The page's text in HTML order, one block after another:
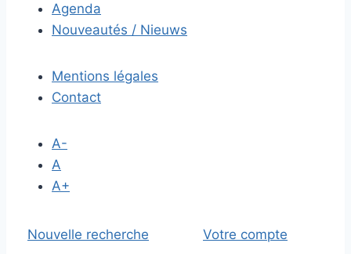
Agenda
Nouveautés / Nieuws
Mentions légales
Contact
A-
A
A+
Nouvelle recherche Votre compte